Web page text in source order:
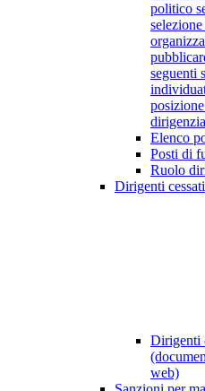
politico
seguenti
Elenco
Posti di
Ruolo
Dirigenti cessati
Dirigenti
web)